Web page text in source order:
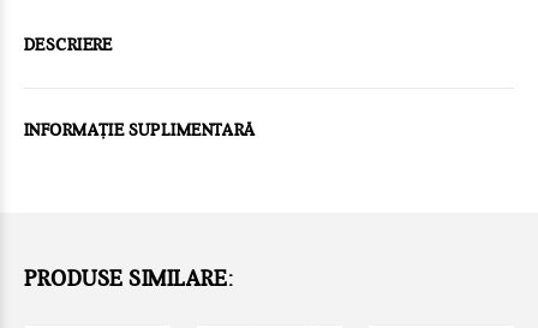
DESCRIERE
INFORMAȚIE SUPLIMENTARĂ
PRODUSE SIMILARE: